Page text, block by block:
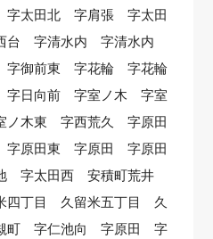
太田北 字肩張 字太田
字清水内 字清水内
御前東 字花輪 字花輪
日向前 字室ノ木 字室
ノ木東 字西荒久 字原田
原田東 字原田 字原田
字太田西 安積町荒井
丁目 久留米五丁目 久
町 字仁池向 字原田 字